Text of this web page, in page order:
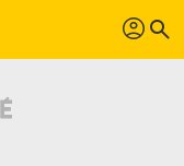
profil search